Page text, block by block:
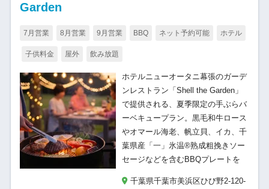
Garden
7月営業 8月営業 9月営業 BBQ ネット予約可能 ホテル
子供料金 屋外 飲み放題
ホテルニューオータニ幕張のガーデ
ンレストラン「Shell the Garden」
で提供される、夏季限定の手ぶらバ
ーベキュープラン。黒毛和牛ロース
やオマール海老、帆立貝、イカ、千
葉県産「一」氷温®熟成粗挽きソー
セージなどを含むBBQプレートを
千葉県千葉市美浜区ひび野2-120-